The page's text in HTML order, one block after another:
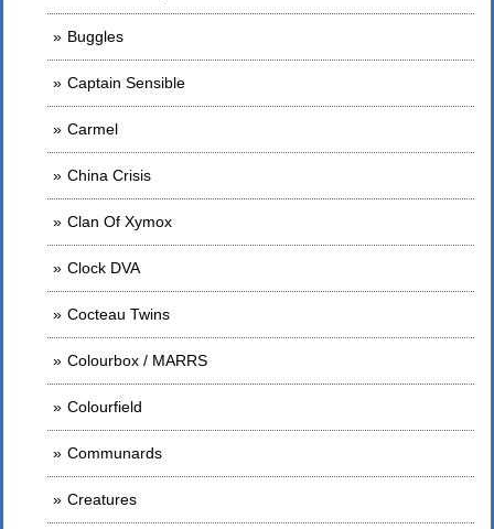
Buggles
Captain Sensible
Carmel
China Crisis
Clan Of Xymox
Clock DVA
Cocteau Twins
Colourbox / MARRS
Colourfield
Communards
Creatures